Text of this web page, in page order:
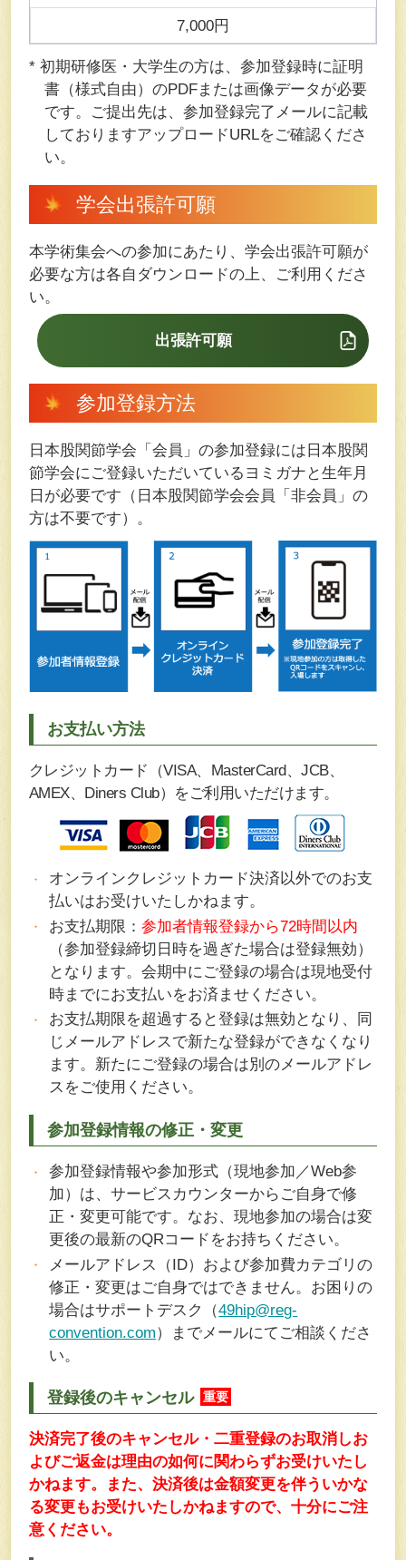
7,000円
* 初期研修医・大学生の方は、参加登録時に証明
書（様式自由）のPDFまたは画像データが必要
です。ご提出先は、参加登録完了メールに記載
しておりますアップロードURLをご確認くださ
い。
学会出張許可願
本学術集会への参加にあたり、学会出張許可願が
必要な方は各自ダウンロードの上、ご利用くださ
い。
出張許可願
参加登録方法
日本股関節学会「会員」の参加登録には日本股関
節学会にご登録いただいているヨミガナと生年月
日が必要です（日本股関節学会会員「非会員」の
方は不要です）。
お支払い方法
クレジットカード（VISA、MasterCard、JCB、
AMEX、Diners Club）をご利用いただけます。
オンラインクレジットカード決済以外でのお支
払いはお受けいたしかねます。
お支払期限：参加者情報登録から72時間以内
（参加登録締切日時を過ぎた場合は登録無効）
となります。会期中にご登録の場合は現地受付
時までにお支払いをお済ませください。
お支払期限を超過すると登録は無効となり、同
じメールアドレスで新たな登録ができなくなり
ます。新たにご登録の場合は別のメールアドレ
スをご使用ください。
参加登録情報の修正・変更
参加登録情報や参加形式（現地参加／Web参
加）は、サービスカウンターからご自身で修
正・変更可能です。なお、現地参加の場合は変
更後の最新のQRコードをお持ちください。
メールアドレス（ID）および参加費カテゴリの
修正・変更はご自身ではできません。お困りの
場合はサポートデスク（49hip@reg-
convention.com）までメールにてご相談くださ
い。
登録後のキャンセル 重要
決済完了後のキャンセル・二重登録のお取消しお
よびご返金は理由の如何に関わらずお受けいたし
かねます。また、決済後は金額変更を伴ういかな
る変更もお受けいたしかねますので、十分にご注
意ください。